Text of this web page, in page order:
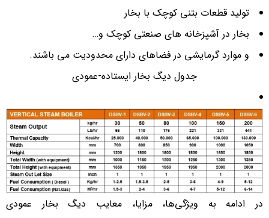
تولید قطعات بتنی کوچک با بخار
بخار در آشپزخانه های صنعتی کوچک و…
و موارد گرمایشی در فضاهای دارای محدودیت می باشند.
جدول دیگ بخار ایستاده-عمودی
در ادامه به ویژگی‌ها، مزایا، معایب دیگ بخار عمودی